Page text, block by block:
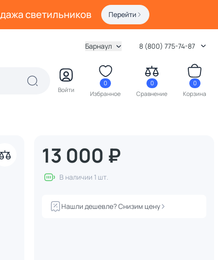
светильников Перейти
Барнаул 8 (800) 775-74-87
Войти
0
Избранное
0
Сравнение
0
Корзина
13 000 ₽
В наличии 1 шт.
Нашли дешевле? Снизим цену